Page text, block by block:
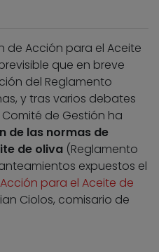
de Acción para el Aceite
que en breve
del Reglamento
y tras varios debates
de Gestión ha
de las normas de
de oliva (Reglamento
expuestos el
para el Aceite de
Ciolos, comisario de